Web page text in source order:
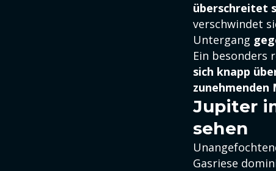
überschreitet
verschwindet
Untergang
Ein besonders
sich knapp
zunehmenden
Jupiter
sehen
Gasriese